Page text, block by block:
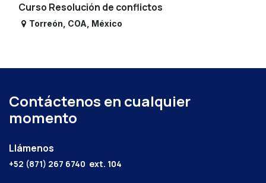
Curso Resolución de conflictos
Torreón COA México
Contáctenos en cualquier
momento
Llámenos
+52 (871) 267 6740 ext. 104